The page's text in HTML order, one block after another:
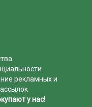
рекламных и
у нас!